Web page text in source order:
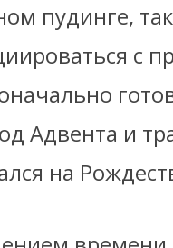
пудинге,
с
Адвента и
на